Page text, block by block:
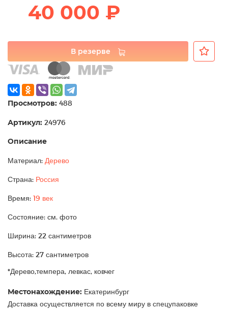
40 000 ₽
В резерве
Просмотров: 488
Артикул: 24976
Описание
Материал: Дерево
Страна: Россия
Время: 19 век
Состояние: см. фото
Ширина: 22 сантиметров
Высота: 27 сантиметров
*Дерево,темпера, левкас, ковчег
Местонахождение: Екатеринбург
Доставка осуществляется по всему миру в спецупаковке